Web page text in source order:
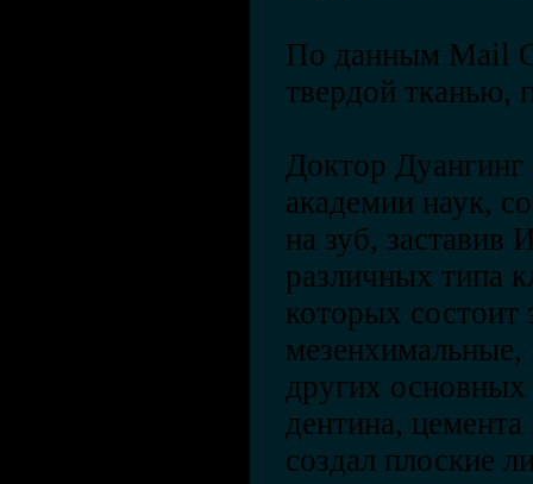
По данным Mail
твердой
Доктор
академии наук,
на зуб,
различных типа
которых состоит
мезенхимальные,
других основных
дентина,
создал плоские